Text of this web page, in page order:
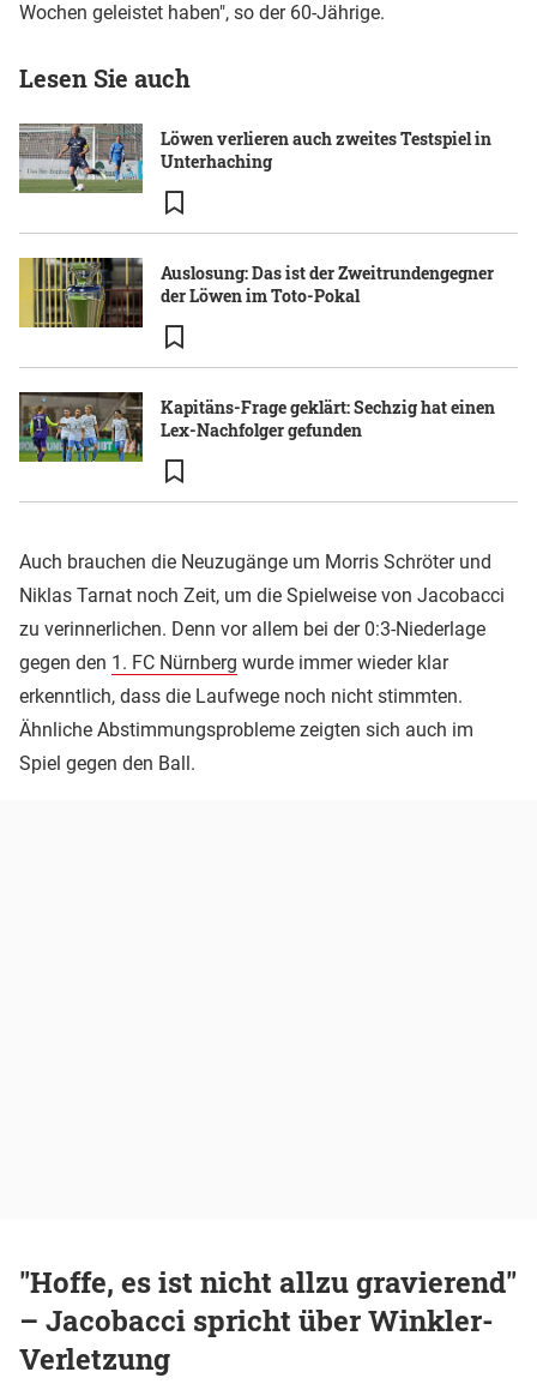
Wochen geleistet haben", so der 60-Jährige.
Lesen Sie auch
Löwen verlieren auch zweites Testspiel in
Unterhaching
Auslosung: Das ist der Zweitrundengegner
der Löwen im Toto-Pokal
Kapitäns-Frage geklärt: Sechzig hat einen
Lex-Nachfolger gefunden
Auch brauchen die Neuzugänge um Morris Schröter und
Niklas Tarnat noch Zeit, um die Spielweise von Jacobacci
zu verinnerlichen. Denn vor allem bei der 0:3-Niederlage
gegen den 1. FC Nürnberg wurde immer wieder klar
erkenntlich, dass die Laufwege noch nicht stimmten.
Ähnliche Abstimmungsprobleme zeigten sich auch im
Spiel gegen den Ball.
"Hoffe, es ist nicht allzu gravierend"
– Jacobacci spricht über Winkler-
Verletzung